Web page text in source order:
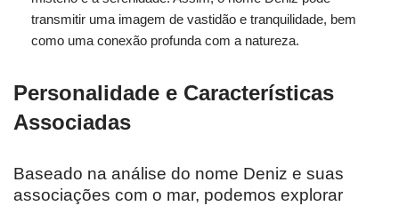
transmitir uma imagem de vastidão e tranquilidade, bem
como uma conexão profunda com a natureza.
Personalidade e Características
Associadas
Baseado na análise do nome Deniz e suas
associações com o mar, podemos explorar